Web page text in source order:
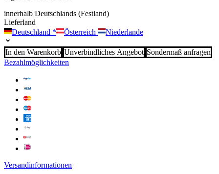
innerhalb Deutschlands (Festland)
Lieferland
Deutschland * Österreich Niederlande
In den Warenkorb Unverbindliches Angebot Sondermaß anfragen
Bezahlmöglichkeiten
Versandinformationen